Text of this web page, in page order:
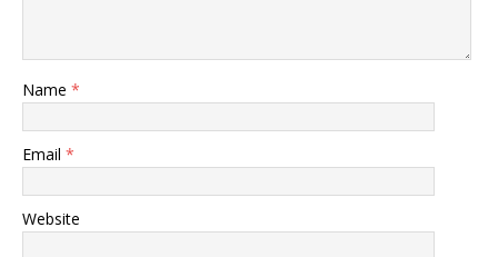
Name *
Email *
Website